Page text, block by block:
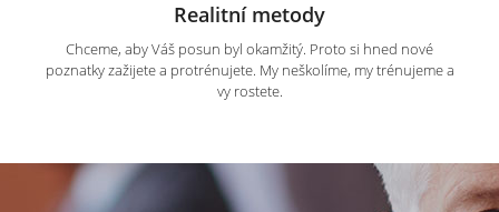
Realitní metody
Chceme, aby Váš posun byl okamžitý. Proto si hned nové
poznatky zažijete a protrénujete. My neškolíme, my trénujeme a
vy rostete.